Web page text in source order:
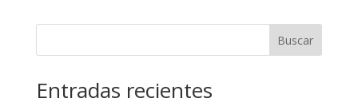
Buscar
Entradas recientes